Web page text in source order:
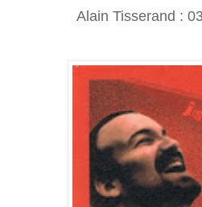
Alain Tisserand :